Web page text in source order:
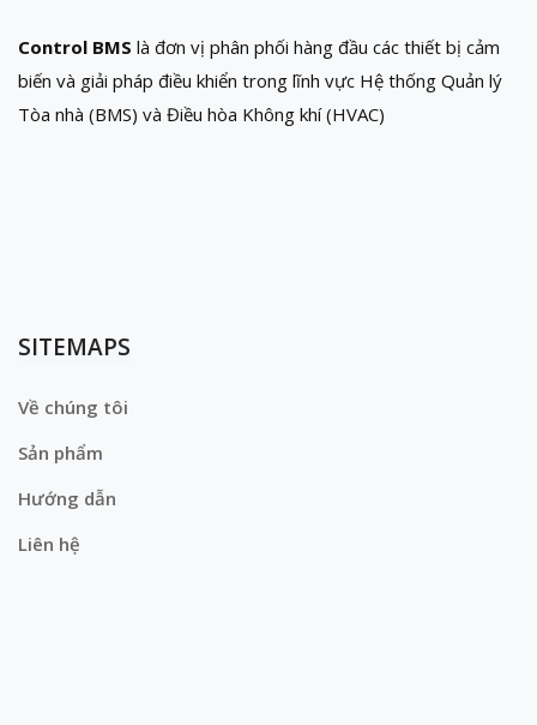
Control BMS là đơn vị phân phối hàng đầu các thiết bị cảm
biến và giải pháp điều khiển trong lĩnh vực Hệ thống Quản lý
Tòa nhà (BMS) và Điều hòa Không khí (HVAC)
SITEMAPS
Về chúng tôi
Sản phẩm
Hướng dẫn
Liên hệ